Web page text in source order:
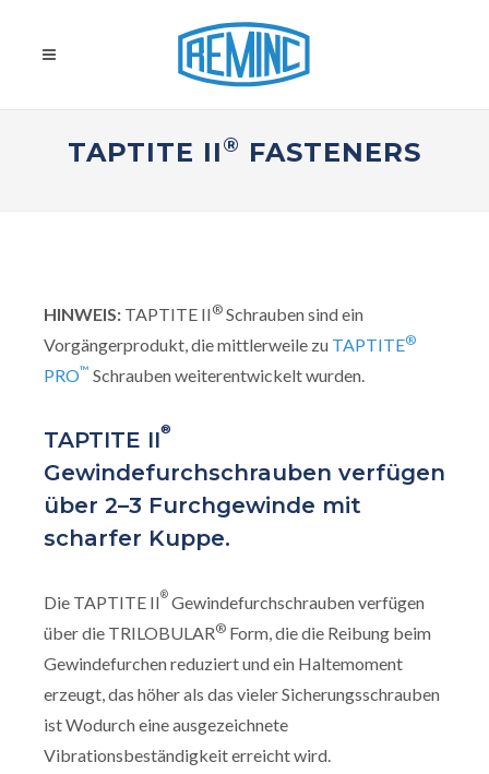
TAPTITE II® FASTENERS
HINWEIS: TAPTITE II® Schrauben sind ein
Vorgängerprodukt, die mittlerweile zu TAPTITE®
PRO™ Schrauben weiterentwickelt wurden.
TAPTITE II®
Gewindefurchschrauben verfügen
über 2–3 Furchgewinde mit
scharfer Kuppe.
Die TAPTITE II® Gewindefurchschrauben verfügen
über die TRILOBULAR® Form, die die Reibung beim
Gewindefurchen reduziert und ein Haltemoment
erzeugt, das höher als das vieler Sicherungsschrauben
ist Wodurch eine ausgezeichnete
Vibrationsbeständigkeit erreicht wird.